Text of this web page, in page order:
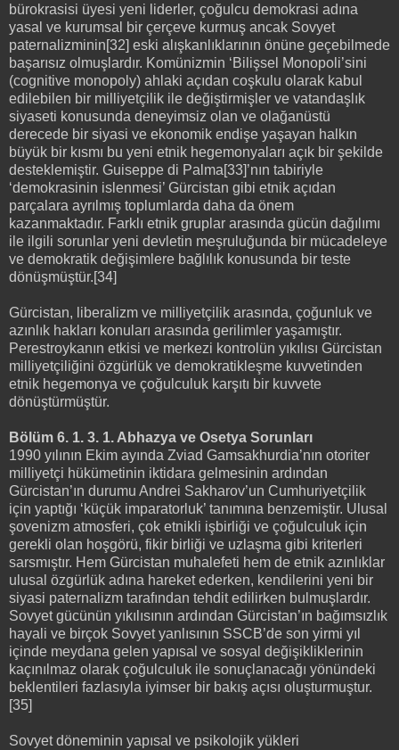
bürokrasisi üyesi yeni liderler, çoğulcu demokrasi adına
yasal ve kurumsal bir çerçeve kurmuş ancak Sovyet
paternalizminin[32] eski alışkanlıklarının önüne geçebilmede
başarısız olmuşlardır. Komünizmin ‘Bilişsel Monopoli’sini
(cognitive monopoly) ahlaki açıdan coşkulu olarak kabul
edilebilen bir milliyetçilik ile değiştirmişler ve vatandaşlık
siyaseti konusunda deneyimsiz olan ve olağanüstü
derecede bir siyasi ve ekonomik endişe yaşayan halkın
büyük bir kısmı bu yeni etnik hegemonyaları açık bir şekilde
desteklemiştir. Guiseppe di Palma[33]’nın tabiriyle
‘demokrasinin islenmesi’ Gürcistan gibi etnik açıdan
parçalara ayrılmış toplumlarda daha da önem
kazanmaktadır. Farklı etnik gruplar arasında gücün dağılımı
ile ilgili sorunlar yeni devletin meşruluğunda bir mücadeleye
ve demokratik değişimlere bağlılık konusunda bir teste
dönüşmüştür.[34]
Gürcistan, liberalizm ve milliyetçilik arasında, çoğunluk ve
azınlık hakları konuları arasında gerilimler yaşamıştır.
Perestroykanın etkisi ve merkezi kontrolün yıkılısı Gürcistan
milliyetçiliğini özgürlük ve demokratikleşme kuvvetinden
etnik hegemonya ve çoğulculuk karşıtı bir kuvvete
dönüştürmüştür.
Bölüm 6. 1. 3. 1. Abhazya ve Osetya Sorunları
1990 yılının Ekim ayında Zviad Gamsakhurdia’nın otoriter
milliyetçi hükümetinin iktidara gelmesinin ardından
Gürcistan’ın durumu Andrei Sakharov’un Cumhuriyetçilik
için yaptığı ‘küçük imparatorluk’ tanımına benzemiştir. Ulusal
şovenizm atmosferi, çok etnikli işbirliği ve çoğulculuk için
gerekli olan hoşgörü, fikir birliği ve uzlaşma gibi kriterleri
sarsmıştır. Hem Gürcistan muhalefeti hem de etnik azınlıklar
ulusal özgürlük adına hareket ederken, kendilerini yeni bir
siyasi paternalizm tarafından tehdit edilirken bulmuşlardır.
Sovyet gücünün yıkılısının ardından Gürcistan’ın bağımsızlık
hayali ve birçok Sovyet yanlısının SSCB’de son yirmi yıl
içinde meydana gelen yapısal ve sosyal değişikliklerinin
kaçınılmaz olarak çoğulculuk ile sonuçlanacağı yönündeki
beklentileri fazlasıyla iyimser bir bakış açısı oluşturmuştur.
[35]
Sovyet döneminin yapısal ve psikolojik yükleri